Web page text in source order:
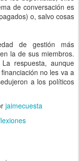
de conversación es
o, salvo cosas
de gestión más
la de sus miembros.
respuesta, aunque
no les va a
a los políticos
jaimecuesta